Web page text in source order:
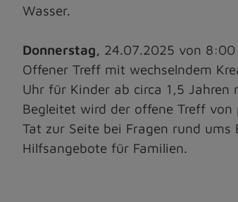
Wasser.
Donnerstag, 24.07.2025 von
Offener Treff mit wechselndem
Uhr für Kinder ab circa 1,5 Jahren
Begleitet wird der offene Treff von
Tat zur Seite bei Fragen rund
Hilfsangebote für Familien.